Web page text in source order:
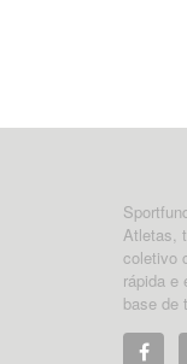
Atletas,
coletivo
rápida e
base de